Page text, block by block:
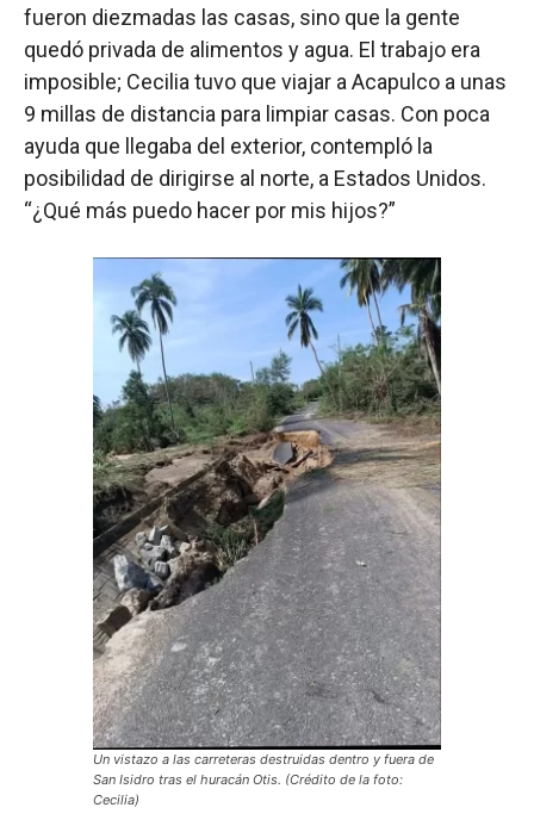
fueron diezmadas las casas, sino que la gente
quedó privada de alimentos y agua. El trabajo era
imposible; Cecilia tuvo que viajar a Acapulco a unas
9 millas de distancia para limpiar casas. Con poca
ayuda que llegaba del exterior, contempló la
posibilidad de dirigirse al norte, a Estados Unidos.
“¿Qué más puedo hacer por mis hijos?”
Un vistazo a las carreteras destruidas dentro y fuera de
San Isidro tras el huracán Otis. (Crédito de la foto:
Cecilia)